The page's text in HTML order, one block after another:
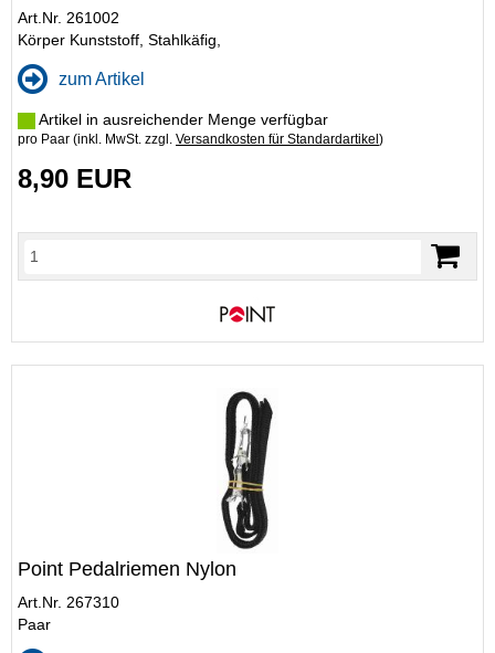
Art.Nr. 261002
Körper Kunststoff, Stahlkäfig,
zum Artikel
Artikel in ausreichender Menge verfügbar
pro Paar (inkl. MwSt. zzgl. Versandkosten für Standardartikel )
8,90 EUR
Point Pedalriemen Nylon
Art.Nr. 267310
Paar